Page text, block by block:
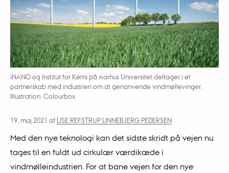
iNANO og Institut for Kemi på Aarhus Universitet deltager i et
partnerskab med industrien om at genanvende vindmøllevinger.
Illustration: Colourbox
19. maj 2021 af LISE REFSTRUP LINNEBJERG PEDERSEN
Med den nye teknologi kan det sidste skridt på vejen nu
tages til en fuldt ud cirkulær værdikæde i
vindmølleindustrien. For at bane vejen for den nye